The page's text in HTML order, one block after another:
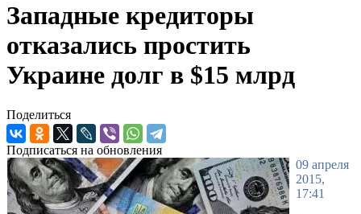
Западные кредиторы
отказались простить
Украине долг в $15 млрд
Поделиться
Подписаться на обновления
09 апреля
2015,
17:41